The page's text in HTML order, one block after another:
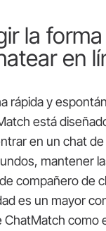
la
en
rápida y
está
en un chat
mantener
compañero de
es un mayor
como